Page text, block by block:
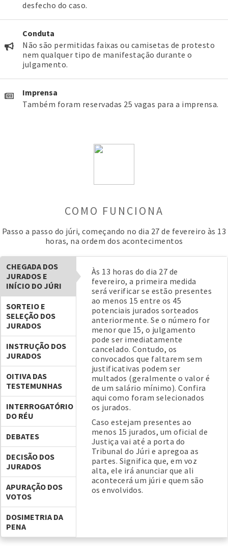
desfecho do caso.
Conduta
Não são permitidas faixas ou camisetas de protesto
nem qualquer tipo de manifestação durante o
julgamento.
Imprensa
Também foram reservadas 25 vagas para a imprensa.
COMO FUNCIONA
Passo a passo do júri, começando no dia 27 de fevereiro às 13
horas, na ordem dos acontecimentos
CHEGADA DOS
JURADOS E
INÍCIO DO JÚRI
SORTEIO E
SELEÇÃO DOS
JURADOS
INSTRUÇÃO DOS
JURADOS
OITIVA DAS
TESTEMUNHAS
INTERROGATÓRIO
DO RÉU
DEBATES
DECISÃO DOS
JURADOS
APURAÇÃO DOS
VOTOS
DOSIMETRIA DA
PENA
Às 13 horas do dia 27 de
fevereiro, a primeira medida
será verificar se estão presentes
ao menos 15 entre os 45
potenciais jurados sorteados
anteriormente. Se o número for
menor que 15, o julgamento
pode ser imediatamente
cancelado. Contudo, os
convocados que faltarem sem
justificativas podem ser
multados (geralmente o valor é
de um salário mínimo). Confira
aqui como foram selecionados
os jurados.
Caso estejam presentes ao
menos 15 jurados, um oficial de
Justiça vai até a porta do
Tribunal do Júri e apregoa as
partes. Significa que, em voz
alta, ele irá anunciar que ali
acontecerá um júri e quem são
os envolvidos.